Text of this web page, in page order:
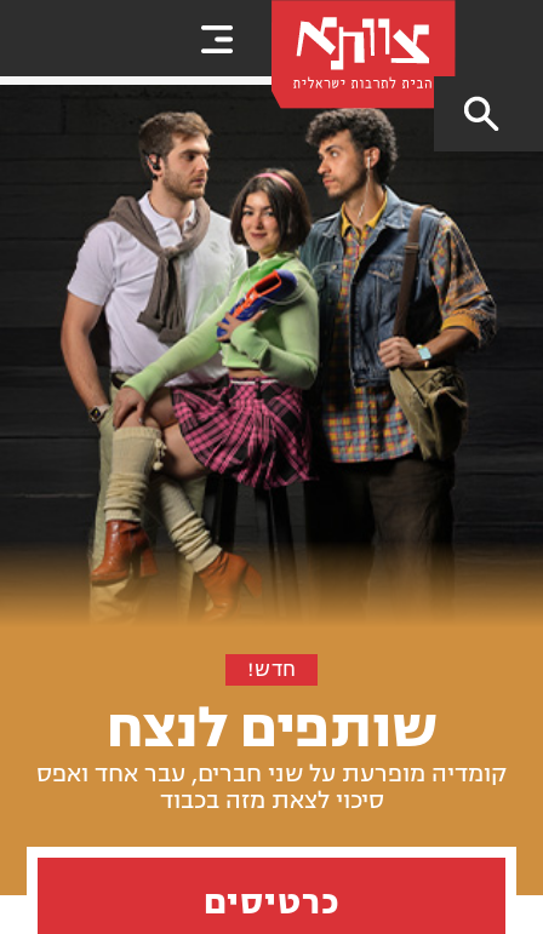
חדש!
שותפים לנצח
קומדיה מופרעת על שני חברים, עבר אחד ואפס
סיכוי לצאת מזה בכבוד
כרטיסים